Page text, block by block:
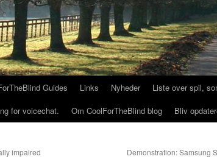
Guides Links Nyheder
Liste over spil,
for voicechat.
Om CoolForTheBlind blog Bliv
impaired
Demonstration: Samsung